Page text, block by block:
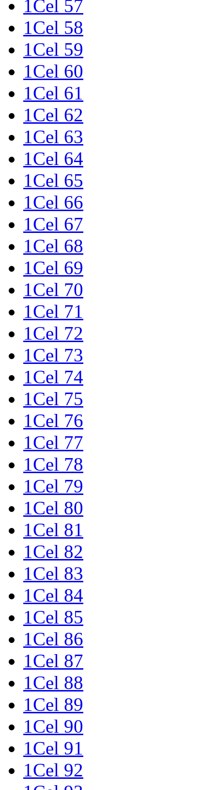
1Cel 57
1Cel 58
1Cel 59
1Cel 60
1Cel 61
1Cel 62
1Cel 63
1Cel 64
1Cel 65
1Cel 66
1Cel 67
1Cel 68
1Cel 69
1Cel 70
1Cel 71
1Cel 72
1Cel 73
1Cel 74
1Cel 75
1Cel 76
1Cel 77
1Cel 78
1Cel 79
1Cel 80
1Cel 81
1Cel 82
1Cel 83
1Cel 84
1Cel 85
1Cel 86
1Cel 87
1Cel 88
1Cel 89
1Cel 90
1Cel 91
1Cel 92